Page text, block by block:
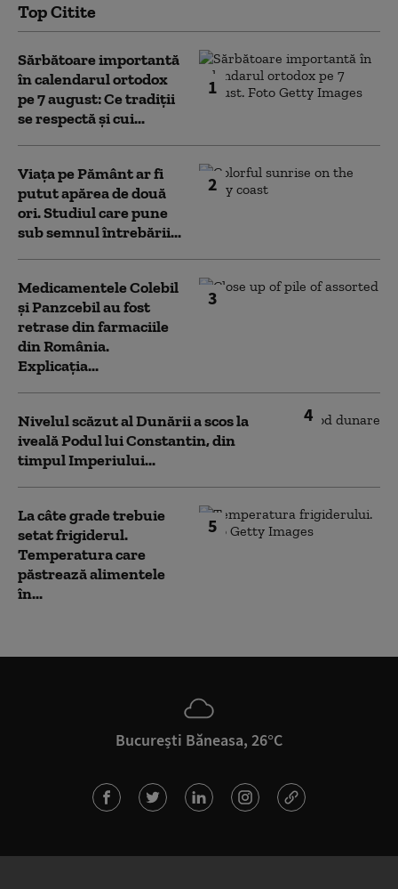
Top Citite
1
Sărbătoare importantă
în calendarul ortodox
pe 7 august: Ce tradiții
se respectă și cui...
2
Viața pe Pământ ar fi
putut apărea de două
ori. Studiul care pune
sub semnul întrebării...
3
Medicamentele Colebil
și Panzcebil au fost
retrase din farmaciile
din România.
Explicația...
4
Nivelul scăzut al Dunării a scos la
iveală Podul lui Constantin, din
timpul Imperiului...
5
La câte grade trebuie
setat frigiderul.
Temperatura care
păstrează alimentele
în...
București Băneasa, 26°C